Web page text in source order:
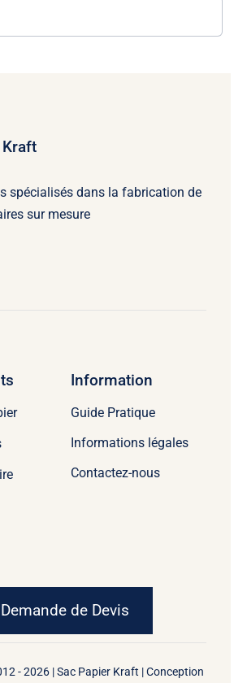
Kraft
spécialisés dans la fabrication de
sur mesure
Information
Guide Pratique
Informations légales
Contactez-nous
Demande de Devis
- 2026 | Sac Papier Kraft | Conception